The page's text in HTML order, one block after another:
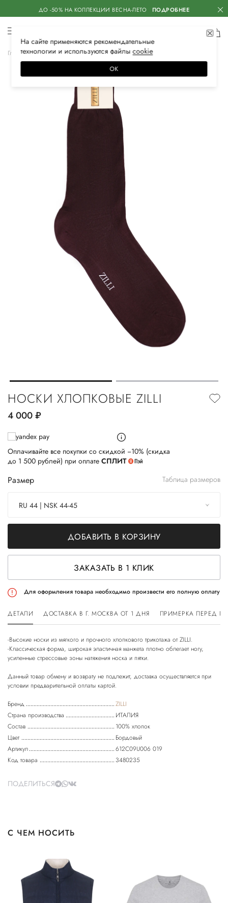
ДО -50% НА КОЛЛЕКЦИИ ВЕСНА-ЛЕТО ПОДРОБНЕЕ
Главная Мужская Нижнее белье Носки
НОСКИ ХЛОПКОВЫЕ ZILLI
4 000руб.
Оплачивайте все покупки со скидкой −10% (скидка
до 1 500 рублей) при оплате СПЛИТ
Размер Таблица размеров
RU 44 | NSK 44-45
ДОБАВИТЬ В КОРЗИНУ
ЗАКАЗАТЬ В 1 КЛИК
Для оформления товара необходимо произвести его полную оплату
ДЕТАЛИ ДОСТАВКА В Г. МОСКВА ОТ 1 ДНЯ ПРИМЕРКА ПЕРЕД
-Высокие носки из мягкого и прочного хлопкового трикотажа от ZILLI.
-Классическая форма, широкая эластичная манжета плотно облегает ногу,
усиленные стрессовые зоны натяжения носка и пятки.
Данный товар обмену и возврату не подлежит, доставка осуществляется при
Бренд
ZILLI
Страна производства
ИТАЛИЯ
Состав
100% хлопок
Цвет
Бордовый
Артикул
612C09U006 019
Код товара
3480235
ПОДЕЛИТЬСЯ
С ЧЕМ НОСИТЬ
На сайте применяются рекомендательные
технологии и используются файлысооkiе
ОК